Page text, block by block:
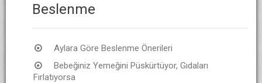
Beslenme
Aylara Göre Beslenme Önerileri
Bebeğiniz Yemeğini Püskürtüyor, Gıdaları
Fırlatıyorsa